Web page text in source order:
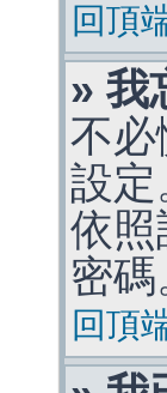
回頂
» 我
不必
設
依照
密碼
回頂